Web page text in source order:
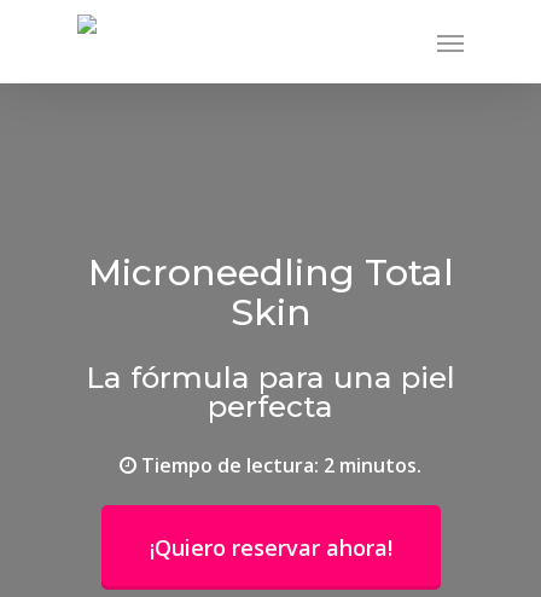
Menu
Microneedling Total
Skin
La fórmula para una piel
perfecta
Tiempo de lectura: 2 minutos.
¡Quiero reservar ahora!